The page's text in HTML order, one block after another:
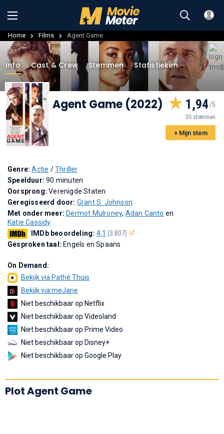
Home Films Agent Game
Info Cast & Crew Stemmen Statistieken
Agent Game (2022) 1,94
35 stemmen
+ Mijn stem
Genre:Actie /Thriller
Speelduur:90 minuten
Oorsprong:Verenigde Staten
Geregisseerd door: Grant S. Johnson
Met onder meer: Dermot Mulroney, Adan Canto en
Katie Cassidy
IMDb beoordeling: 4,1 (3.807)
Gesproken taal: Engels en Spaans
On Demand:
Bekijk via Pathé Thuis
Bekijk via meJane
Niet beschikbaar op Netflix
Niet beschikbaar op Videoland
Niet beschikbaar op Prime Video
Niet beschikbaar op Disney+
Niet beschikbaar op Google Play
Plot Agent Game